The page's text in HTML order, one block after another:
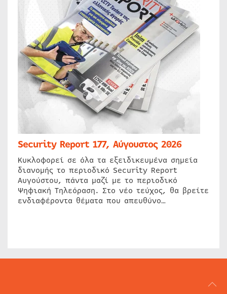
Security Report 177, Αύγουστος 2026
Κυκλοφορεί σε όλα τα εξειδικευμένα σημεία
διανομής το περιοδικό Security Report
Αυγούστου, πάντα μαζί με το περιοδικό
Ψηφιακή Τηλεόραση. Στο νέο τεύχος, θα βρείτε
ενδιαφέροντα θέματα που απευθύνο…